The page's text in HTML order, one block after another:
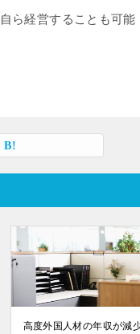
ら経営することも可能
高度外国人材の年収が減